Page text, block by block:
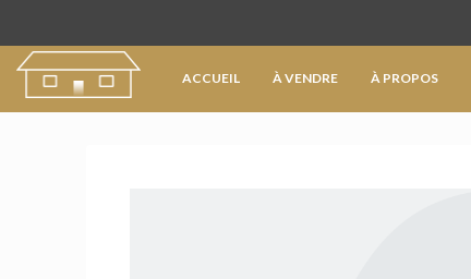
ACCUEIL À VENDRE À PROPOS